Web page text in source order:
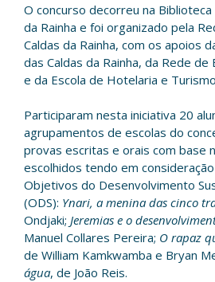
O concurso decorreu na Biblioteca
da Rainha e foi organizado pela
Caldas da Rainha, com os apoios
das Caldas da Rainha, da Rede
e da Escola de Hotelaria e
Participaram nesta iniciativa 20
agrupamentos de escolas do
provas escritas e orais com base
escolhidos tendo em
Objetivos do Desenvolvimento
(ODS): Ynari, a menina das cinco
Ondjaki; Jeremias e o
Manuel Collares Pereira; O rapaz
de William Kamkwamba e Bryan
água, de João Reis.